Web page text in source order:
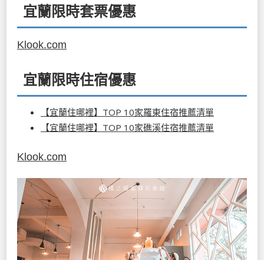
宜蘭限時套票優惠
Klook.com
宜蘭限時住宿優惠
【宜蘭住哪裡】TOP 10家羅東住宿推薦清單
【宜蘭住哪裡】TOP 10家礁溪住宿推薦清單
Klook.com